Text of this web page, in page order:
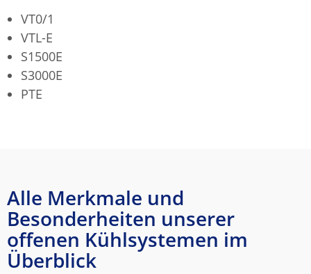
VT0/1
VTL-E
S1500E
S3000E
PTE
Alle Merkmale und
Besonderheiten unserer
offenen Kühlsystemen im
Überblick